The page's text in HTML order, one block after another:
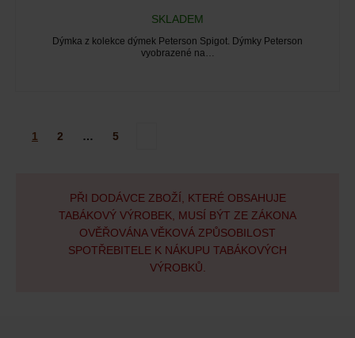
SKLADEM
Dýmka z kolekce dýmek Peterson Spigot. Dýmky Peterson
vyobrazené na…
1 2 … 5
PŘI DODÁVCE ZBOŽÍ, KTERÉ OBSAHUJE
TABÁKOVÝ VÝROBEK, MUSÍ BÝT ZE ZÁKONA
OVĚŘOVÁNA VĚKOVÁ ZPŮSOBILOST
SPOTŘEBITELE K NÁKUPU TABÁKOVÝCH
VÝROBKŮ.